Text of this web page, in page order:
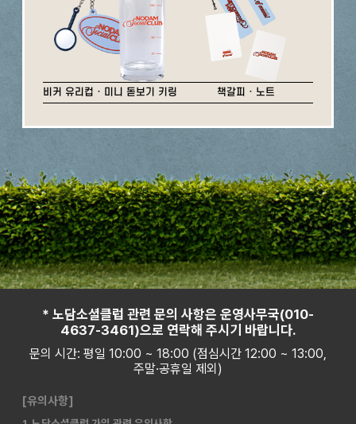
비커 유리컵 · 미니 돋보기 키링 책갈피 · 노트
* 노담소셜클럽 관련 문의 사항은 운영사무국(010-
4637-3461)으로 연락해 주시기 바랍니다.
문의 시간: 평일 10:00 ~ 18:00 (점심시간 12:00 ~ 13:00,
주말·공휴일 제외)
[유의사항]